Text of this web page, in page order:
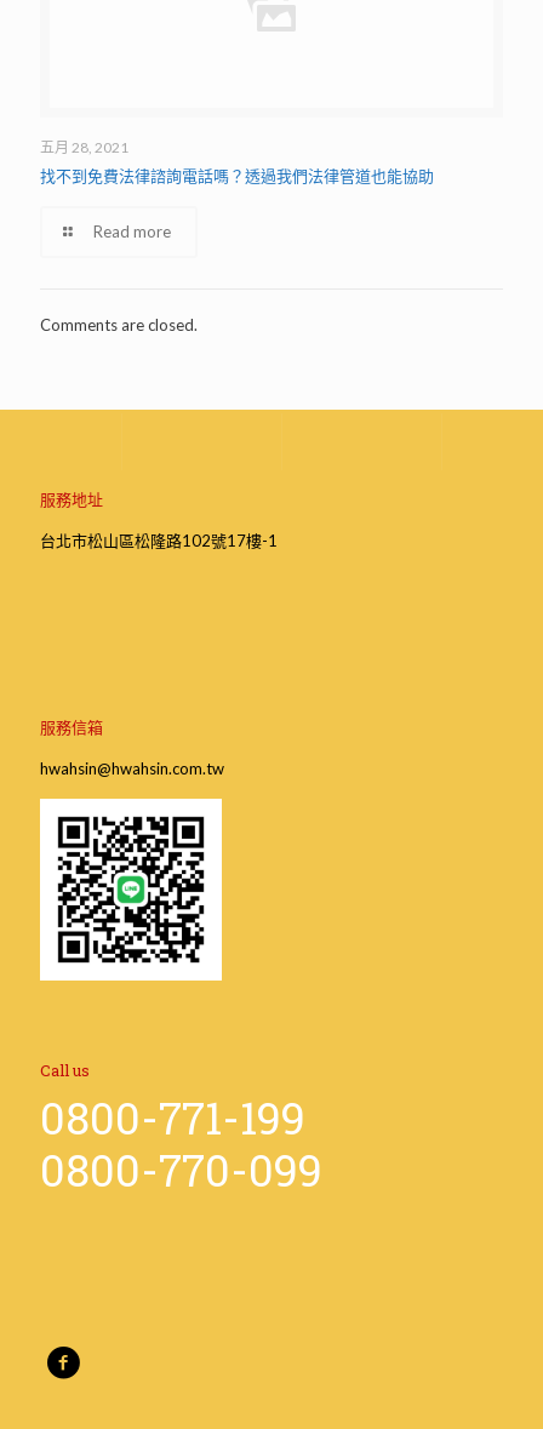
五月 28, 2021
找不到免費法律諮詢電話嗎？透過我們法律管道也能協助
Read more
Comments are closed.
服務地址
台北市松山區松隆路102號17樓-1
服務信箱
hwahsin@hwahsin.com.tw
Call us
0800-771-199
0800-770-099